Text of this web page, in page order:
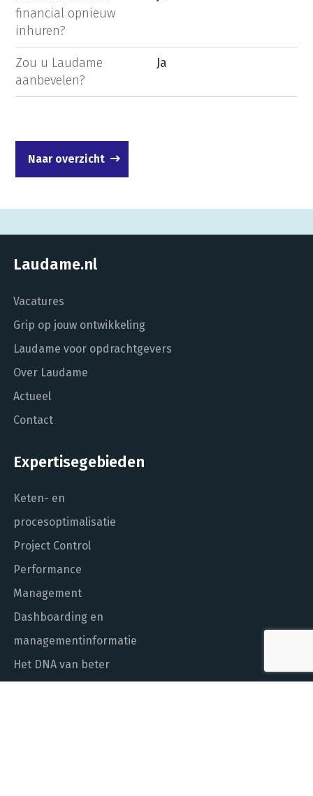
financial opnieuw
inhuren?
Zou u Laudame
aanbevelen?
Ja
Naar overzicht
Laudame.nl
Vacatures
Grip op jouw ontwikkeling
Laudame voor opdrachtgevers
Over Laudame
Actueel
Contact
Expertisegebieden
Keten- en
procesoptimalisatie
Project Control
Performance
Management
Dashboarding en
managementinformatie
Het DNA van beter